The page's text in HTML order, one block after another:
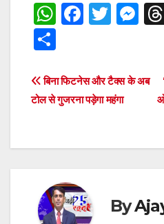
W
s
A
p
F
e
b
o
T
er
M
e
er
ar
e
Post
navigation
बिना फिटनेस और टैक्स के अब
टोल से गुजरना पड़ेगा महंगा
By